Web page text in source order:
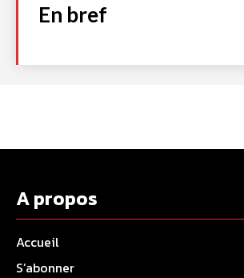
En bref
A propos
Accueil
S’abonner